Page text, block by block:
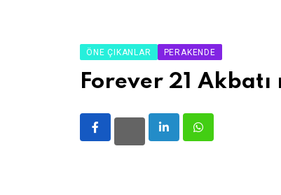
Enerji
Haber
Gündem
ÖNE ÇIKANLAR PERAKENDE
Forever 21 Akbatı
LinkedInWhatsapp